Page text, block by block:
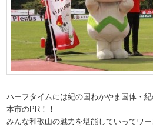
ハーフタイムには紀の国わかやま国体・
本市のPR！！
みんな和歌山の魅力を堪能していってワー